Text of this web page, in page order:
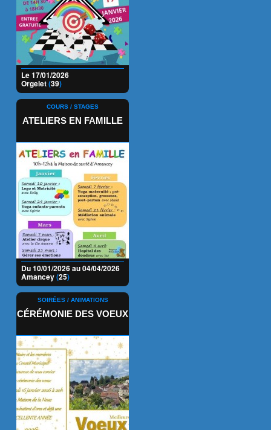
Le 17/01/2026
Orgelet(39)
COURS / STAGES
ATELIERS EN FAMILLE
Du 10/01/2026 au 04/04/2026
Amancey(25)
SOIRÉES / ANIMATIONS
CÉRÉMONIE DES VOEUX